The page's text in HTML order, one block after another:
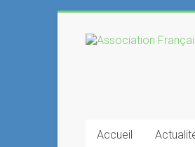
content
des
Accueil